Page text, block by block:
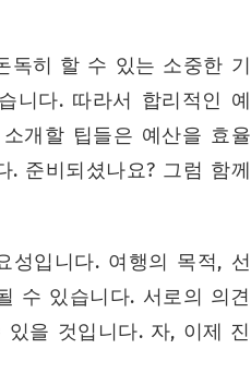
독히 할 수 있는 소중한 기
니다. 따라서 합리적인 예
개할 팁들은 예산을 효율
. 준비되셨나요? 그럼 함께
성입니다. 여행의 목적, 선
수 있습니다. 서로의 의견
을 것입니다. 자, 이제 진